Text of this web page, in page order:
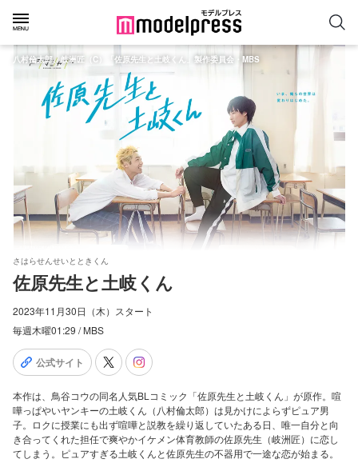
八村倫太郎、岐洲匠（C）「佐原先生と土岐くん」製作委員会・MBS
さはらせんせいとときくん
佐原先生と土岐くん
2023年11月30日（木）スタート
毎週木曜01:29 / MBS
公式サイト
本作は、鳥谷コウの同名人気BLコミック「佐原先生と土岐くん」が原作。喧
嘩っぱやいヤンキーの土岐くん（八村倫太郎）は見かけによらずピュア男
子。ロクに授業にも出ず喧嘩と説教を繰り返していたある日、唯一自分と向
き合ってくれた担任で爽やかイケメン体育教師の佐原先生（岐洲匠）に恋し
てしまう。ピュアすぎる土岐くんと佐原先生の不器用で一途な恋が始まる。